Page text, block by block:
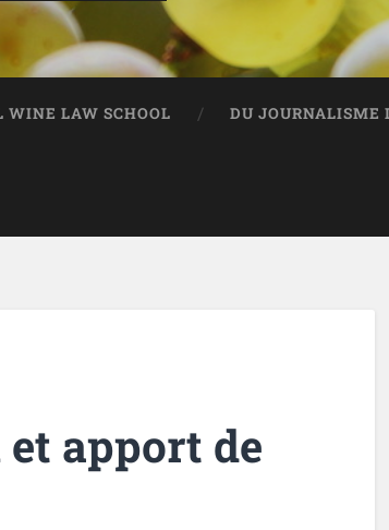
WINE LAW SCHOOL DU JOURNALISME
apport de